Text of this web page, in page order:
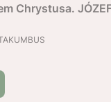
Chrystusa.